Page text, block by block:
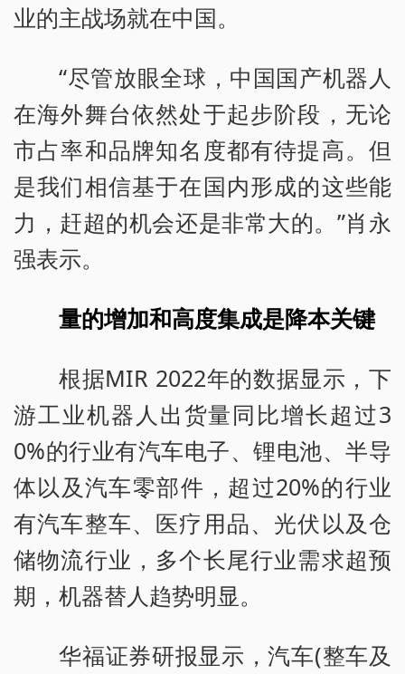
业的主战场就在中国。
“尽管放眼全球，中国国产机器人
在海外舞台依然处于起步阶段，无论
市占率和品牌知名度都有待提高。但
是我们相信基于在国内形成的这些能
力，赶超的机会还是非常大的。”肖永
强表示。
量的增加和高度集成是降本关键
根据MIR 2022年的数据显示，下
游工业机器人出货量同比增长超过3
0%的行业有汽车电子、锂电池、半导
体以及汽车零部件，超过20%的行业
有汽车整车、医疗用品、光伏以及仓
储物流行业，多个长尾行业需求超预
期，机器替人趋势明显。
华福证券研报显示，汽车(整车及